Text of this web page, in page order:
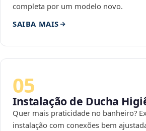
completa por um modelo novo.
SAIBA MAIS
05
Instalação de Ducha
Quer mais praticidade no banheiro?
instalação com conexões bem